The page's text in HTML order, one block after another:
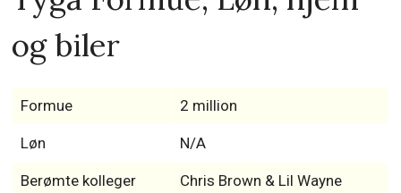
og biler
Formue 2 million
Løn N/A
Berømte kolleger Chris Brown & Lil Wayne